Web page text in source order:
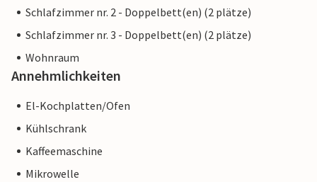
Schlafzimmer nr. 2 - Doppelbett(en) (2 plätze)
Schlafzimmer nr. 3 - Doppelbett(en) (2 plätze)
Wohnraum
Annehmlichkeiten
El-Kochplatten/Ofen
Kühlschrank
Kaffeemaschine
Mikrowelle